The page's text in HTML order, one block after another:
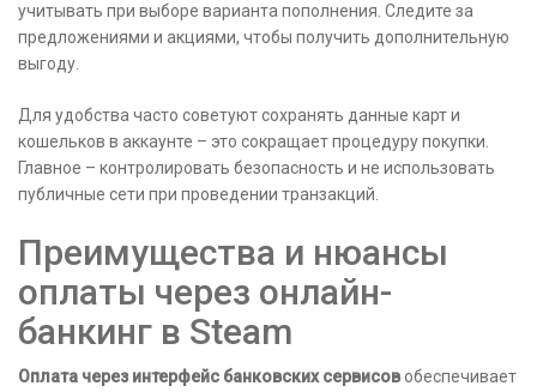
учитывать при выборе варианта пополнения. Следите за
предложениями и акциями, чтобы получить дополнительную
выгоду.
Для удобства часто советуют сохранять данные карт и
кошельков в аккаунте – это сокращает процедуру покупки.
Главное – контролировать безопасность и не использовать
публичные сети при проведении транзакций.
Преимущества и нюансы
оплаты через онлайн-
банкинг в Steam
Оплата через интерфейс банковских сервисов обеспечивает